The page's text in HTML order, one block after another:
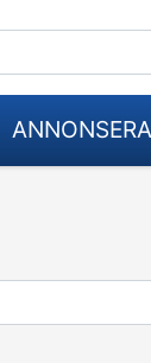
ANNONSERA